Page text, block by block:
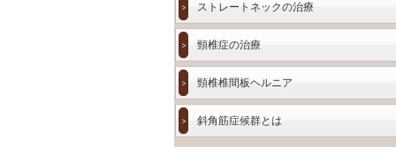
ストレートネックの治療
頸椎症の治療
頸椎椎間板ヘルニア
斜角筋症候群とは